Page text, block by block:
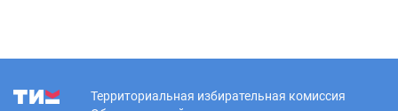
Территориальная избирательная комиссия